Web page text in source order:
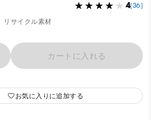
4(36)
リサイクル素材
カートに入れる
お気に入りに追加する